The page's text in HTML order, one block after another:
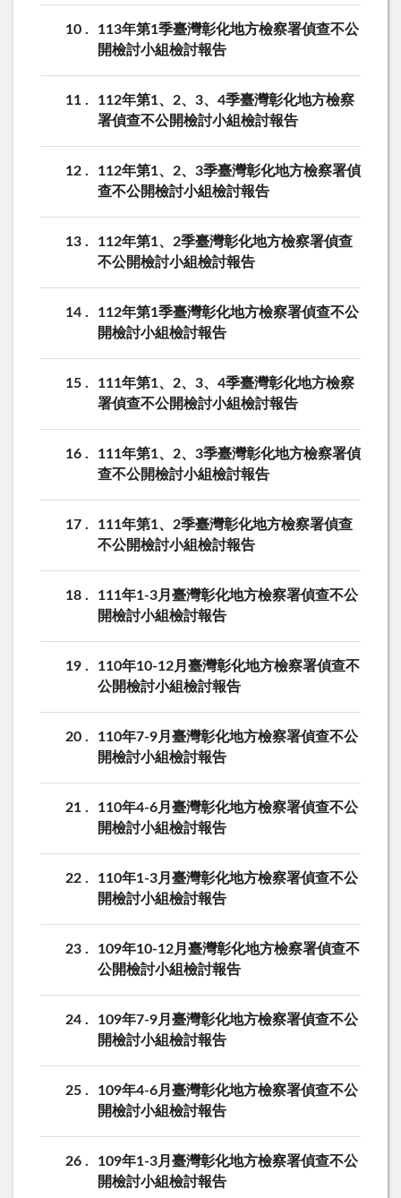
10
113年第1季臺灣彰化地方檢察署偵查不公
開檢討小組檢討報告
11
112年第1、2、3、4季臺灣彰化地方檢察
署偵查不公開檢討小組檢討報告
12
112年第1、2、3季臺灣彰化地方檢察署偵
查不公開檢討小組檢討報告
13
112年第1、2季臺灣彰化地方檢察署偵查
不公開檢討小組檢討報告
14
112年第1季臺灣彰化地方檢察署偵查不公
開檢討小組檢討報告
15
111年第1、2、3、4季臺灣彰化地方檢察
署偵查不公開檢討小組檢討報告
16
111年第1、2、3季臺灣彰化地方檢察署偵
查不公開檢討小組檢討報告
17
111年第1、2季臺灣彰化地方檢察署偵查
不公開檢討小組檢討報告
18
111年1-3月臺灣彰化地方檢察署偵查不公
開檢討小組檢討報告
19
110年10-12月臺灣彰化地方檢察署偵查不
公開檢討小組檢討報告
20
110年7-9月臺灣彰化地方檢察署偵查不公
開檢討小組檢討報告
21
110年4-6月臺灣彰化地方檢察署偵查不公
開檢討小組檢討報告
22
110年1-3月臺灣彰化地方檢察署偵查不公
開檢討小組檢討報告
23
109年10-12月臺灣彰化地方檢察署偵查不
公開檢討小組檢討報告
24
109年7-9月臺灣彰化地方檢察署偵查不公
開檢討小組檢討報告
25
109年4-6月臺灣彰化地方檢察署偵查不公
開檢討小組檢討報告
26
109年1-3月臺灣彰化地方檢察署偵查不公
開檢討小組檢討報告